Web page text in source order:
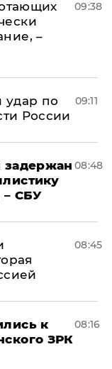
–
09:38
удар по
России
09:11
задержан
– СБУ
08:48
08:45
к
ЗРК
08:16